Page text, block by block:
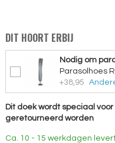
DIT HOORT ERBIJ
Nodig om
Parasolhoes
+38,95
Dit doek wordt speciaal
geretourneerd worden
Ca. 10 - 15 werkdagen